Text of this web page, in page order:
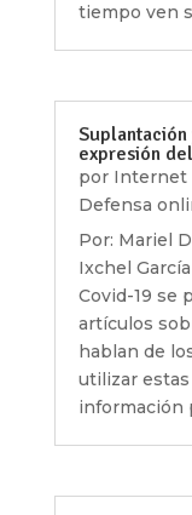
tiempo ven
expresión
por Internet
Defensa
Por: Mariel
Ixchel
Covid-19 se
artículos
hablan de
utilizar
información